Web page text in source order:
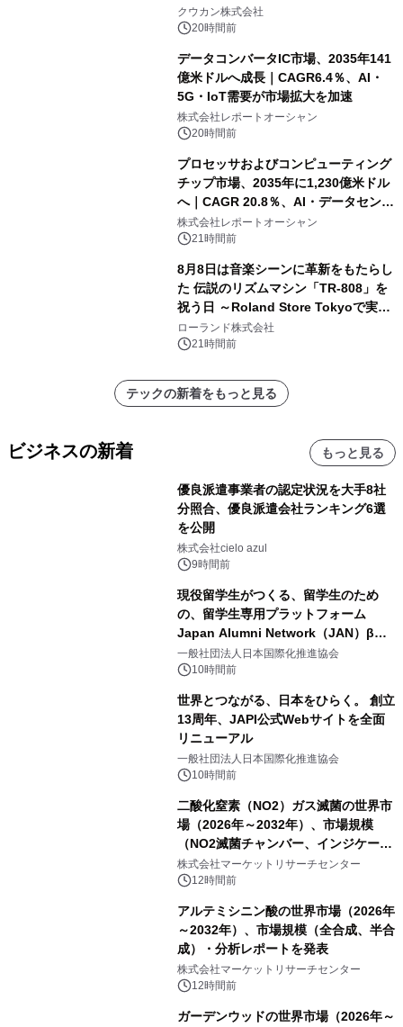
クウカン株式会社
20時間前
データコンバータIC市場、2035年141
億米ドルへ成長｜CAGR6.4％、AI・
5G・IoT需要が市場拡大を加速
株式会社レポートオーシャン
20時間前
プロセッサおよびコンピューティング
チップ市場、2035年に1,230億米ドル
へ｜CAGR 20.8％、AI・データセンタ
ー需要が成長を牽引
株式会社レポートオーシャン
21時間前
8月8日は音楽シーンに革新をもたらし
た 伝説のリズムマシン「TR-808」を
祝う日 ～Roland Store Tokyoで実機
を展示しての 記念キャンペーンを開
催 英国ラジオ「NTS」の 特別プログ
アーティストを フィーチャーしたアニ
メーションを公開～
ローランド株式会社
21時間前
テックの新着をもっと見る
ビジネスの新着 もっと見る
優良派遣事業者の認定状況を大手8社
分照合、優良派遣会社ランキング6選
を公開
株式会社cielo azul
9時間前
現役留学生がつくる、留学生のため
の、留学生専用プラットフォーム
Japan Alumni Network（JAN）β版
をリリース
一般社団法人日本国際化推進協会
10時間前
世界とつながる、日本をひらく。 創立
13周年、JAPI公式Webサイトを全面
リニューアル
一般社団法人日本国際化推進協会
10時間前
二酸化窒素（NO2）ガス滅菌の世界市
場（2026年～2032年）、市場規模
（NO2滅菌チャンバー、インジケータ
ーおよびモニタリングシステム、その
他）・分析レポートを発表
株式会社マーケットリサーチセンター
12時間前
アルテミシニン酸の世界市場（2026年
～2032年）、市場規模（全合成、半合
成）・分析レポートを発表
株式会社マーケットリサーチセンター
12時間前
ガーデンウッドの世界市場（2026年～